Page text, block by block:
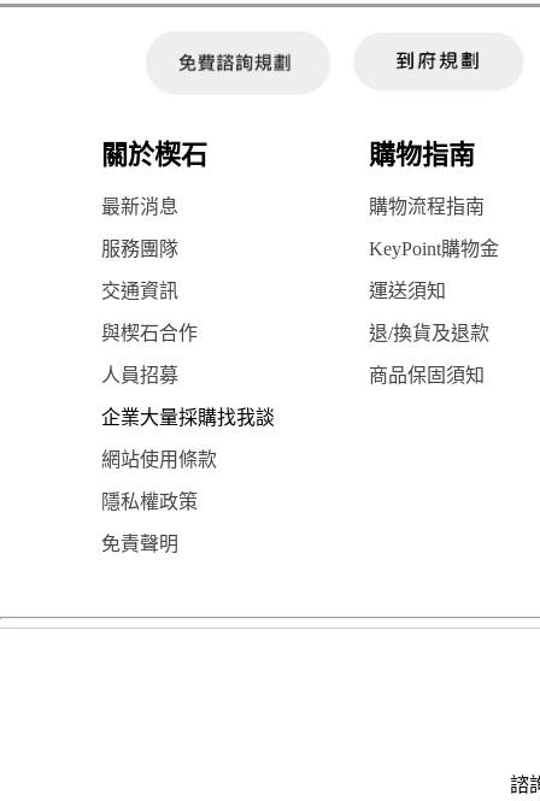
關於楔石 購物指南
最新消息 購物流程指南
服務團隊 KeyPoint購物金
交通資訊 運送須知
與楔石合作 退/換貨及退款
人員招募 商品保固須知
企業大量採購找我談
網站使用條款
隱私權政策
免責聲明
諮